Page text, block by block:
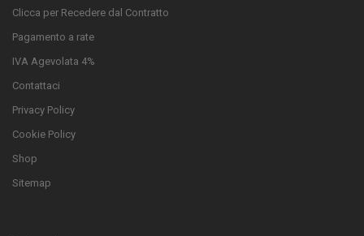
Clicca per Recedere dal Contratto
Pagamento a rate
IVA Agevolata 4%
Contattaci
Privacy Policy
Cookie Policy
Shop
Sitemap